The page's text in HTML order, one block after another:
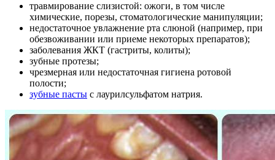
травмирование слизистой: ожоги, в том числе
химические, порезы, стоматологические манипуляции;
недостаточное увлажнение рта слюной (например, при
обезвоживании или приеме некоторых препаратов);
заболевания ЖКТ (гастриты, колиты);
зубные протезы;
чрезмерная или недостаточная гигиена ротовой
полости;
зубные пасты с лаурилсульфатом натрия.